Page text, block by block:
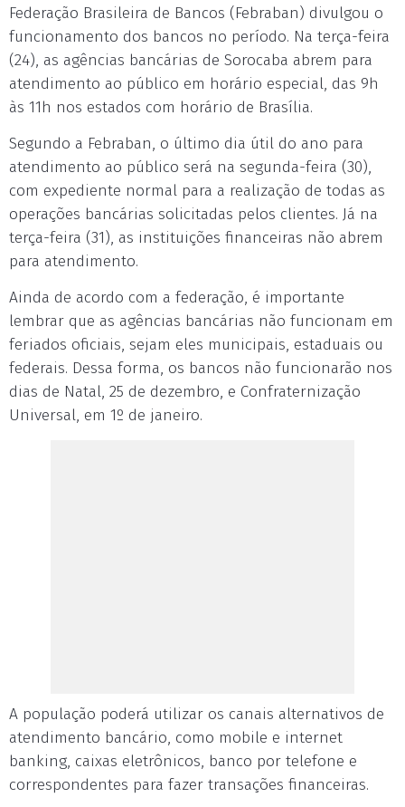
Federação Brasileira de Bancos (Febraban) divulgou o
funcionamento dos bancos no período. Na terça-feira
(24), as agências bancárias de Sorocaba abrem para
atendimento ao público em horário especial, das 9h
às 11h nos estados com horário de Brasília.
Segundo a Febraban, o último dia útil do ano para
atendimento ao público será na segunda-feira (30),
com expediente normal para a realização de todas as
operações bancárias solicitadas pelos clientes. Já na
terça-feira (31), as instituições financeiras não abrem
para atendimento.
Ainda de acordo com a federação, é importante
lembrar que as agências bancárias não funcionam em
feriados oficiais, sejam eles municipais, estaduais ou
federais. Dessa forma, os bancos não funcionarão nos
dias de Natal, 25 de dezembro, e Confraternização
Universal, em 1º de janeiro.
A população poderá utilizar os canais alternativos de
atendimento bancário, como mobile e internet
banking, caixas eletrônicos, banco por telefone e
correspondentes para fazer transações financeiras.